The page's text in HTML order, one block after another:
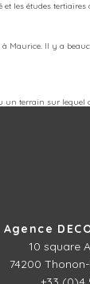
et les études
Maurice. Il y a
un terrain sur lequel
Agence
10 square
74200